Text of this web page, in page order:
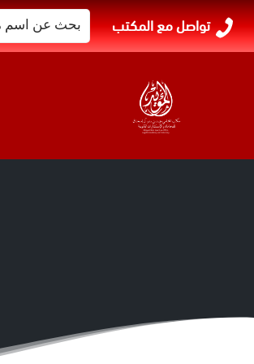
تواصل مع المكتب
البحث
عن: